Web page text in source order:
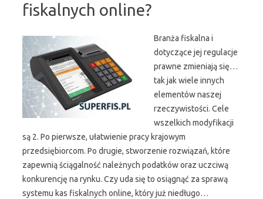
fiskalnych online?
Branża fiskalna i
dotyczące jej regulacje
prawne zmieniają się…
tak jak wiele innych
elementów naszej
rzeczywistości. Cele
wszelkich modyfikacji
są 2. Po pierwsze, ułatwienie pracy krajowym
przedsiębiorcom. Po drugie, stworzenie rozwiązań, które
zapewnią ściągalność należnych podatków oraz uczciwą
konkurencję na rynku. Czy uda się to osiągnąć za sprawą
systemu kas fiskalnych online, który już niedługo…